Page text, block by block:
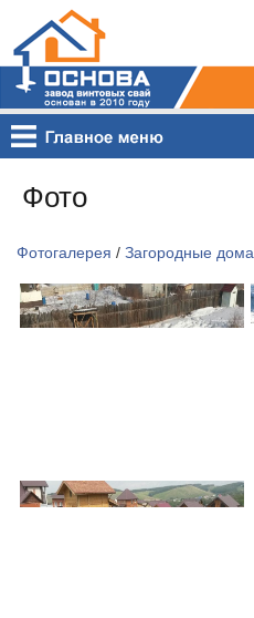
Фото
Фотогалерея / Загородные дома